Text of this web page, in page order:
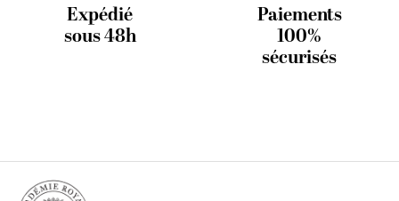
Expédié
sous 48h
Paiements
100%
sécurisés